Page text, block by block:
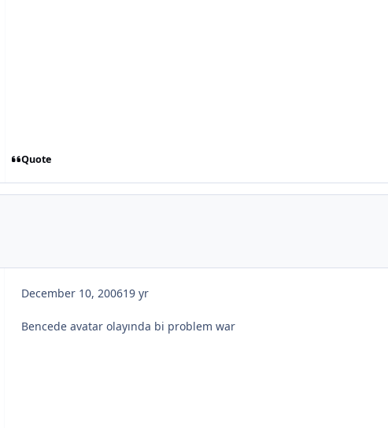
Quote
December 10, 200619 yr
Bencede avatar olayında bi problem war